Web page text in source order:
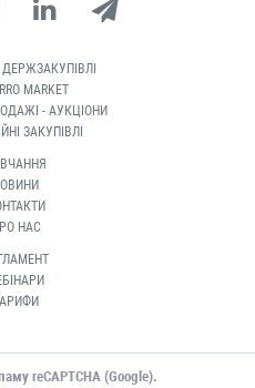
- ДЕРЖЗАКУПІВЛІ
MARKET
- АУКЦІОНИ
ЗАКУПІВЛІ
НАС
reCAPTCHA (Google).